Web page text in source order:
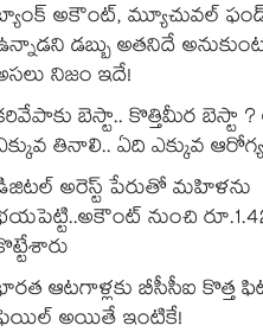
అకౌంట్, మ్యూచువల్
డబ్బు అతనిదే
నిజం ఇదే!
బెస్టా.. కొత్తిమీర బెస్టా
తినాలి.. ఏది ఎక్కువ
అరెస్ట్ పేరుతో మహిళను
నుంచి
ఆటగాళ్లకు బీసీసీఐ కొత్త
అయితే ఇంటికే!